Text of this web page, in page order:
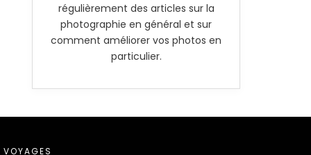
régulièrement des articles sur la
photographie en général et sur
comment améliorer vos photos en
particulier.
VOYAGES